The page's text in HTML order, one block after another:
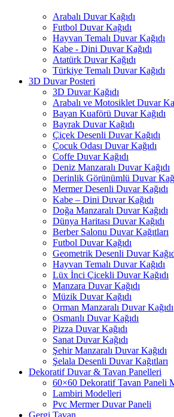
Arabalı Duvar Kağıdı
Futbol Duvar Kağıdı
Hayvan Temalı Duvar Kağıdı
Kabe - Dini Duvar Kağıdı
Atatürk Duvar Kağıdı
Türkiye Temalı Duvar Kağıdı
3D Duvar Posteri
3D Duvar Kağıdı
Arabalı ve Motosiklet Duvar
Bayan Kuaförü Duvar Kağıdı
Bayrak Duvar Kağıdı
Çiçek Desenli Duvar Kağıdı
Çocuk Odası Duvar Kağıdı
Coffe Duvar Kağıdı
Deniz Manzaralı Duvar Kağıdı
Derinlik Görünümlü Duvar
Mermer Desenli Duvar Kağıdı
Kabe – Dini Duvar Kağıdı
Doğa Manzaralı Duvar Kağıdı
Dünya Haritası Duvar Kağıdı
Berber Salonu Duvar Kağıtları
Futbol Duvar Kağıdı
Geometrik Desenli Duvar
Hayvan Temalı Duvar Kağıdı
Lüx İnci Çicekli Duvar Kağıdı
Manzara Duvar Kağıdı
Müzik Duvar Kağıdı
Orman Manzaralı Duvar Kağıdı
Osmanlı Duvar Kağıdı
Pizza Duvar Kağıdı
Sanat Duvar Kağıdı
Şehir Manzaralı Duvar Kağıdı
Şelala Desenli Duvar Kağıtları
Dekoratif Duvar & Tavan Panelleri
60×60 Dekoratif Tavan Paneli
Lambiri Modelleri
Pvc Mermer Duvar Paneli
Gergi Tavan